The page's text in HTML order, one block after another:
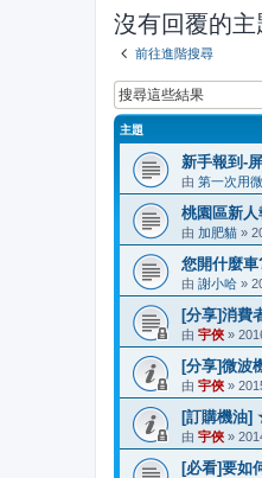
沒有回覆的主
前往進階搜尋
主題
新手報到-
由 第一次用
桃園區新人
由 加肥貓 »
您開什麼
由 謝小哈 »
[分享]消費
由 宇俠 »
[分享]微波
由 宇俠 »
[訂購機油]
由 宇俠 »
[必看]要如